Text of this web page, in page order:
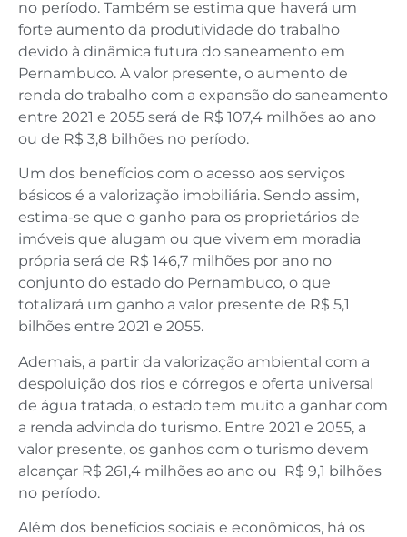
no período. Também se estima que haverá um
forte aumento da produtividade do trabalho
devido à dinâmica futura do saneamento em
Pernambuco. A valor presente, o aumento de
renda do trabalho com a expansão do saneamento
entre 2021 e 2055 será de R$ 107,4 milhões ao ano
ou de R$ 3,8 bilhões no período.
Um dos benefícios com o acesso aos serviços
básicos é a valorização imobiliária. Sendo assim,
estima-se que o ganho para os proprietários de
imóveis que alugam ou que vivem em moradia
própria será de R$ 146,7 milhões por ano no
conjunto do estado do Pernambuco, o que
totalizará um ganho a valor presente de R$ 5,1
bilhões entre 2021 e 2055.
Ademais, a partir da valorização ambiental com a
despoluição dos rios e córregos e oferta universal
de água tratada, o estado tem muito a ganhar com
a renda advinda do turismo. Entre 2021 e 2055, a
valor presente, os ganhos com o turismo devem
alcançar R$ 261,4 milhões ao ano ou R$ 9,1 bilhões
no período.
Além dos benefícios sociais e econômicos, há os